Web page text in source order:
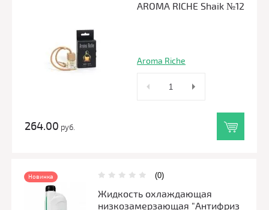
AROMA RICHE Shaik №12
Aroma Riche
264.00 руб.
Новинка (0)
Жидкость охлаждающая
низкозамерзающая "Антифриз